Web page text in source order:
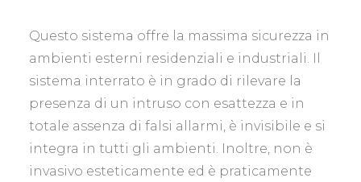
Questo sistema offre la massima sicurezza in
ambienti esterni residenziali e industriali. Il
sistema interrato è in grado di rilevare la
presenza di un intruso con esattezza e in
totale assenza di falsi allarmi, è invisibile e si
integra in tutti gli ambienti. Inoltre, non è
invasivo esteticamente ed è praticamente